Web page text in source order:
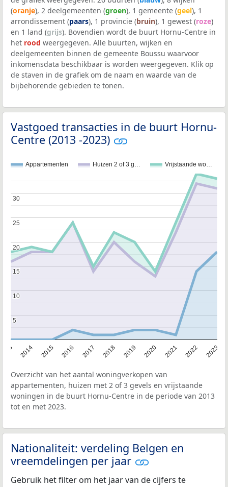
(oranje), 2 deelgemeenten (groen), 1 gemeente (geel), 1
arrondissement (paars), 1 provincie (bruin), 1 gewest (roze)
en 1 land (grijs). Bovendien wordt de buurt Hornu-Centre in
het rood weergegeven. Alle buurten, wijken en
deelgemeenten binnen de gemeente Boussu waarvoor
inkomensdata beschikbaar is worden weergegeven. Klik op
de staven in de grafiek om de naam en waarde van de
bijbehorende gebieden te tonen.
Vastgoed transacties in de buurt Hornu-
Centre (2013 -2023)
Appartementen Huizen 2 of 3 g… Vrijstaande wo…
2014 2015 2016 2017 2018 2019 2020 2021 2022 2023
5
5
10
10
15
15
20
20
25
25
30
30
Overzicht van het aantal woningverkopen van
appartementen, huizen met 2 of 3 gevels en vrijstaande
woningen in de buurt Hornu-Centre in de periode van 2013
tot en met 2023.
Nationaliteit: verdeling Belgen en
vreemdelingen per jaar
Gebruik het filter om het jaar van de cijfers te